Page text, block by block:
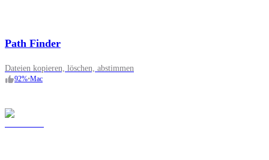
Path Finder
Dateien kopieren, löschen, abstimmen
92%•Mac